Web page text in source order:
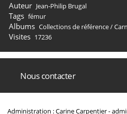
Auteur Jean-Philip Brugal
Tags fémur
Albums Collections de référence/
Visites 17236
Nous contacter
Administration : Carine Carpentier -